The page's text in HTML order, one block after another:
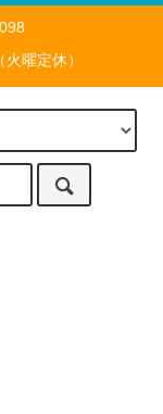
曜定休）